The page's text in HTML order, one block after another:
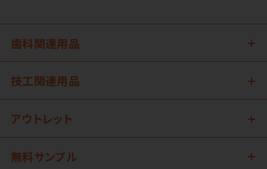
歯科関連用品
技工関連用品
アウトレット
無料サンプル